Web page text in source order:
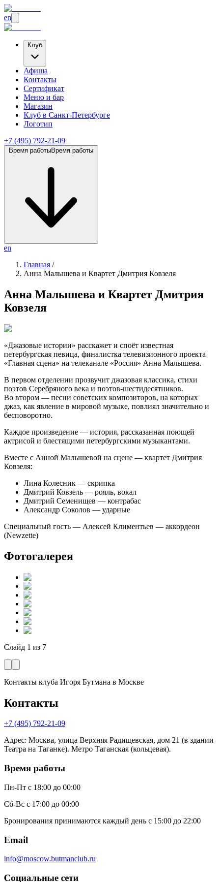
en
Клуб
Афиша
Контакты
Сертификат
Меню и бар
Магазин
Клуб в Санкт-Петербурге
Логотип
+7 (495) 792-21-09
Время работыВремя работы
en
Главная /
Анна Малышева и Квартет Дмитрия Ковзеля
Анна Малышева и Квартет Дмитрия
Ковзеля
«Джазовые истории» расскажет и споёт известная
петербургская певица, финалистка телевизионного проекта
«Главная сцена» на телеканале «Россия» Анна Малышева.
В первом отделении прозвучит джазовая классика, стихи
поэтов Серебряного века и поэтов-шестидесятников.
Во втором — песни советских композиторов, на которых
джаз, как явление в мировой музыке, повлиял значительно и
бесповоротно.
Каждое произведение — история, рассказанная поющей
актрисой и блестящими петербургскими музыкантами.
Вместе с Анной Малышевой на сцене — квартет Дмитрия
Ковзеля:
Лина Колесник — скрипка
Дмитрий Ковзель — рояль, вокал
Дмитрий Семенищев — контрабас
Александр Соколов — ударные
Специальный гость — Алексей Климентьев — аккордеон
(Newzette)
Фотогалерея
Слайд 1 из 7
Контакты клуба Игоря Бутмана в Москве
Контакты
+7 (495) 792-21-09
Адрес: Москва, улица Верхняя Радищевская, дом 21 (в здании
Театра на Таганке). Метро Таганская (кольцевая).
Время работы
Пн-Пт с 18:00 до 00:00
Сб-Вс с 17:00 до 00:00
Бронирования принимаются каждый день с 15:00 до 22:00
Email
info@moscow.butmanclub.ru
Социальные сети